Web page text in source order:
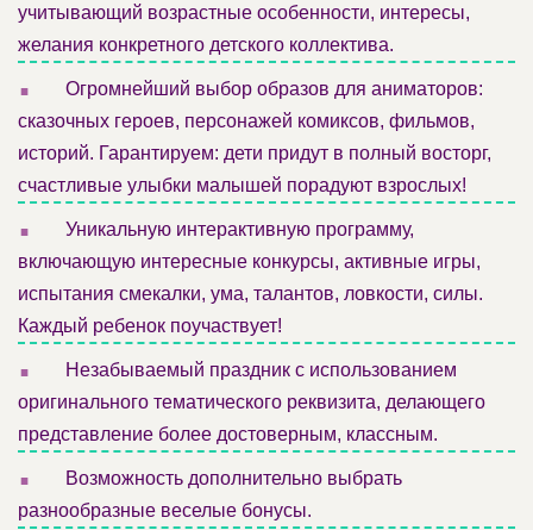
учитывающий возрастные особенности, интересы,
желания конкретного детского коллектива.
.
Огромнейший выбор образов для аниматоров:
сказочных героев, персонажей комиксов, фильмов,
историй. Гарантируем: дети придут в полный восторг,
счастливые улыбки малышей порадуют взрослых!
.
Уникальную интерактивную программу,
включающую интересные конкурсы, активные игры,
испытания смекалки, ума, талантов, ловкости, силы.
Каждый ребенок поучаствует!
.
Незабываемый праздник с использованием
оригинального тематического реквизита, делающего
представление более достоверным, классным.
.
Возможность дополнительно выбрать
разнообразные веселые бонусы.